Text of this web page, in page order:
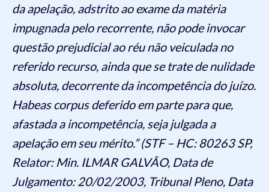
da apelação, adstrito ao exame da matéria
impugnada pelo recorrente, não pode invocar
questão prejudicial ao réu não veiculada no
referido recurso, ainda que se trate de nulidade
absoluta, decorrente da incompetência do juízo.
Habeas corpus deferido em parte para que,
afastada a incompetência, seja julgada a
apelação em seu mérito.” (STF – HC: 80263 SP,
Relator: Min. ILMAR GALVÃO, Data de
Julgamento: 20/02/2003, Tribunal Pleno, Data